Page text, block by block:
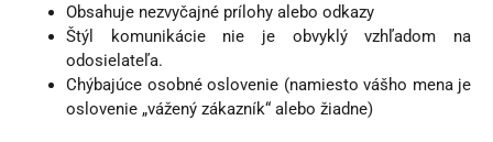
Obsahuje nezvyčajné prílohy alebo odkazy
Štýl komunikácie nie je obvyklý vzhľadom na
odosielateľa.
Chýbajúce osobné oslovenie (namiesto vášho mena je
oslovenie „vážený zákazník“ alebo žiadne)